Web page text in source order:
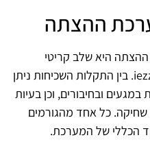
ההצתה
היא שלב קריטי
בהתמודדות עם בעיות במצת פiezzo. בין התקלות השכיחות ניתן
ובחיבורים, וכן בעיות
שחיקה. כל אחד מהגורמים
הכללי של המערכת.